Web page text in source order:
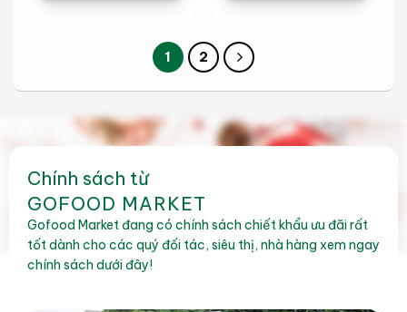
1 2
Chính sách từ
GOFOOD MARKET
Gofood Market đang có chính sách chiết khẩu ưu đãi rất
tốt dành cho các quý đối tác, siêu thị, nhà hàng xem ngay
chính sách dưới đây!